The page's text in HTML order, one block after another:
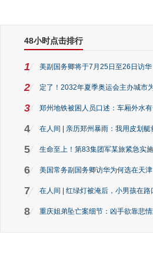
48小时点击排行
1 美副国务卿将于7月25日至26日访华
2 定了！2032年夏季奥运会主办城市
3 郑州地铁被困人员口述：车厢外水
4 在人间 | 亲历郑州暴雨：我用皮划艇
5 生命至上！第83集团军某旅紧急实
6 美国常务副国务卿访华为何选在天
7 在人间 | 红绿灯被淹后，小男孩在
8 重庆姐弟坠亡案细节：凶手欲靠悲